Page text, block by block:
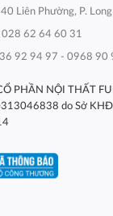
Liên Phường, P.
028 62 64 60 31
92 94 97 - 0968 90
PHẦN NỘI THẤT
do Sở